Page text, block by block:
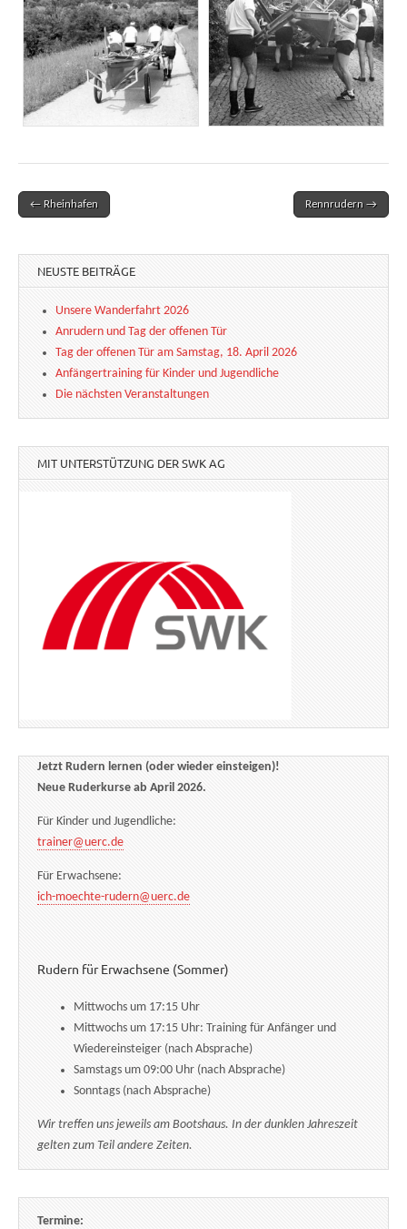
Post navigation
← Rheinhafen Rennrudern →
NEUSTE BEITRÄGE
Unsere Wanderfahrt 2026
Anrudern und Tag der offenen Tür
Tag der offenen Tür am Samstag, 18. April 2026
Anfängertraining für Kinder und Jugendliche
Die nächsten Veranstaltungen
MIT UNTERSTÜTZUNG DER SWK AG
Jetzt Rudern lernen (oder wieder einsteigen)!
Neue Ruderkurse ab April 2026.
Für Kinder und Jugendliche:
trainer@uerc.de
Für Erwachsene:
ich-moechte-rudern@uerc.de
Rudern für Erwachsene (Sommer)
Mittwochs um 17:15 Uhr
Mittwochs um 17:15 Uhr: Training für Anfänger und
Wiedereinsteiger (nach Absprache)
Samstags um 09:00 Uhr (nach Absprache)
Sonntags (nach Absprache)
Wir treffen uns jeweils am Bootshaus. In der dunklen Jahreszeit
gelten zum Teil andere Zeiten.
Termine: